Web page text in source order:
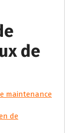
de
maintenance
de